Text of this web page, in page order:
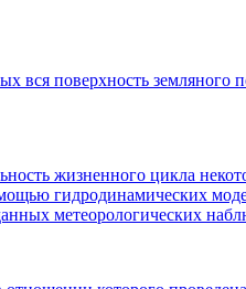
вся поверхность земляного
жизненного цикла
гидродинамических
метеорологических